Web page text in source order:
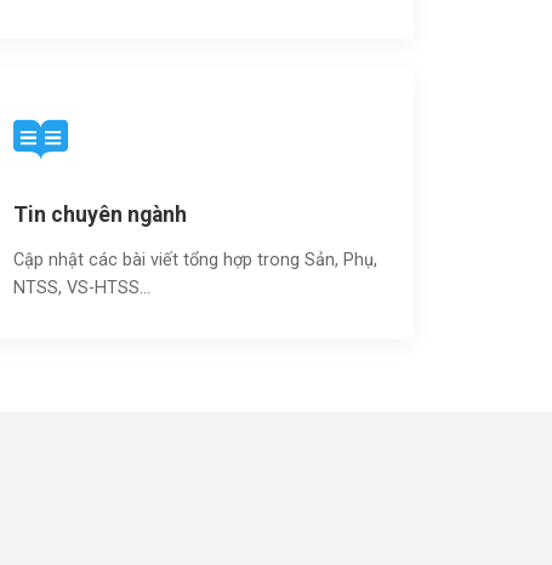
Tin chuyên ngành
Cập nhật các bài viết tổng hợp trong Sản, Phụ,
NTSS, VS-HTSS...